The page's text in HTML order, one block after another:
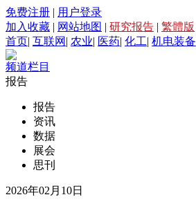
免费注册 | 用户登录
加入收藏 | 网站地图 | 研究报告 | 繁體版
首页| 互联网 | 农业| 医药| 化工| 机电装备
频道栏目
报告
报告
资讯
数据
展会
思刊
2026年02月10日